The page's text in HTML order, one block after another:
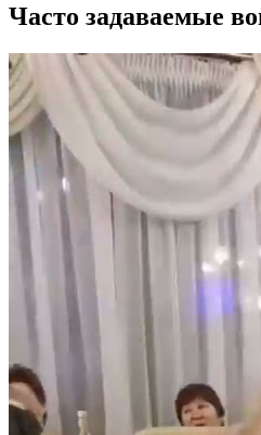
Часто задаваемые